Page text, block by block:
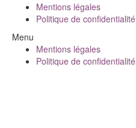
Mentions légales
Politique de confidentialité
Menu
Mentions légales
Politique de confidentialité